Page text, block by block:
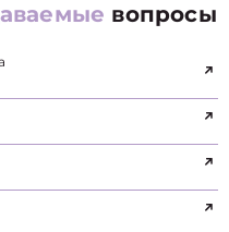
вопросы